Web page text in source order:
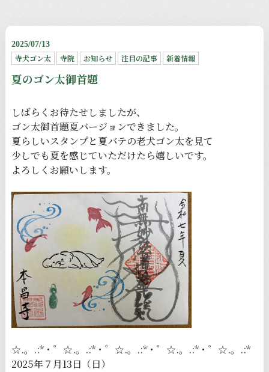
2025/07/13
寺犬ゴン太 寺院 お知らせ 注目の記事 新着情報
夏のゴン太御首題
しばらくお待たせしましたが、
ゴン太御首題夏バージョンできました。
夏らしいスタンプと夏バテの老犬ゴン太を見て
少しでも夏を感じていただけたら嬉しいです。
よろしくお願いします。
☆.。.:*・゜☆.。.:*・゜☆.。.:*・゜☆.。.:*・゜☆.。.:*
2025年７月13日（日）